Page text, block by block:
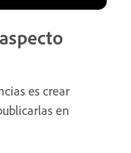
es crear
en